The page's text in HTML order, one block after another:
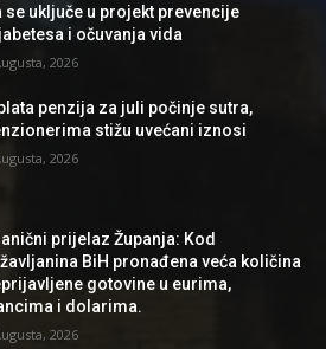
se uključe u projekt prevencije
i očuvanja vida
2026
penzija za juli počinje sutra,
stižu uvećani iznosi
2026
prijelaz Županja: Kod
BiH pronađena veća količina
gotovine u eurima,
i dolarima.
2026